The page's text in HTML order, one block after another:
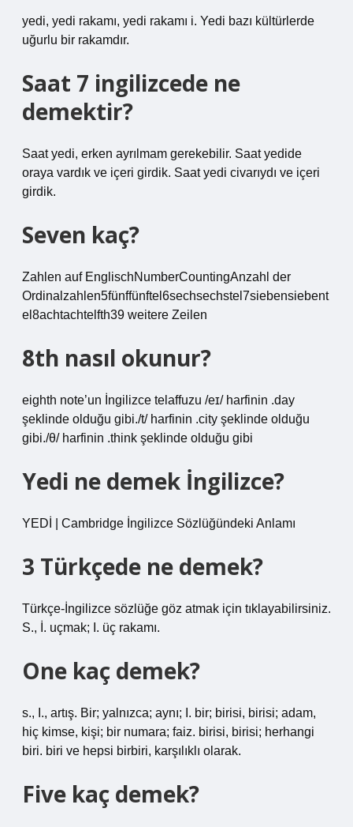
yedi, yedi rakamı, yedi rakamı i. Yedi bazı kültürlerde
uğurlu bir rakamdır.
Saat 7 ingilizcede ne
demektir?
Saat yedi, erken ayrılmam gerekebilir. Saat yedide
oraya vardık ve içeri girdik. Saat yedi civarıydı ve içeri
girdik.
Seven kaç?
Zahlen auf EnglischNumberCountingAnzahl der
Ordinalzahlen5fünffünftel6sechsechstel7siebensiebent
el8achtachtelfth39 weitere Zeilen
8th nasıl okunur?
eighth note’un İngilizce telaffuzu /eɪ/ harfinin .day
şeklinde olduğu gibi./t/ harfinin .city şeklinde olduğu
gibi./θ/ harfinin .think şeklinde olduğu gibi
Yedi ne demek İngilizce?
YEDİ | Cambridge İngilizce Sözlüğündeki Anlamı
3 Türkçede ne demek?
Türkçe-İngilizce sözlüğe göz atmak için tıklayabilirsiniz.
S., İ. uçmak; I. üç rakamı.
One kaç demek?
s., I., artış. Bir; yalnızca; aynı; I. bir; birisi, birisi; adam,
hiç kimse, kişi; bir numara; faiz. birisi, birisi; herhangi
biri. biri ve hepsi birbiri, karşılıklı olarak.
Five kaç demek?